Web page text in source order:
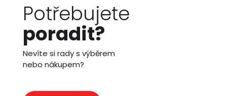
Potřebujete
poradit?
Nevíte si rady s výběrem
nebo nákupem?